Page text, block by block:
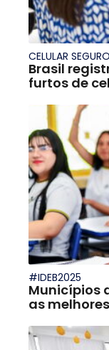
CELULAR
Brasil
furtos de
#IDEB2025
Municípios
as